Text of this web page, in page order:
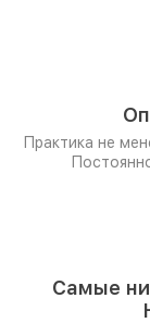
Практика не
Самые